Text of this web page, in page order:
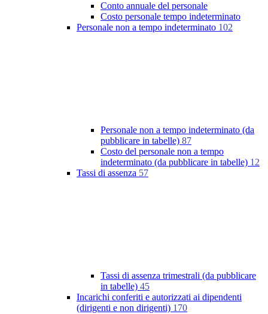
Conto annuale del personale
Costo personale tempo indeterminato
Personale non a tempo indeterminato 102
Personale non a tempo indeterminato (da
pubblicare in tabelle) 87
Costo del personale non a tempo
indeterminato (da pubblicare in tabelle) 12
Tassi di assenza 57
Tassi di assenza trimestrali (da pubblicare
in tabelle) 45
Incarichi conferiti e autorizzati ai dipendenti
(dirigenti e non dirigenti) 170